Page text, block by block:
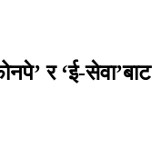
र ‘ई-सेवा’बाट